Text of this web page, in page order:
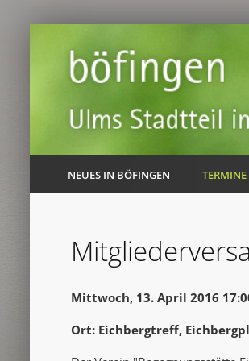
NEUES IN BÖFINGEN TERMINE
Mittwoch, 13. April 2016
Ort: Eichbergtreff,